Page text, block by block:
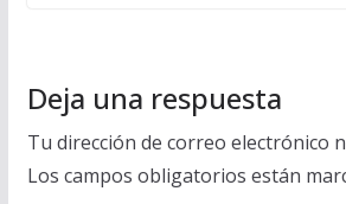
Deja una respuesta
Tu dirección de correo electrónico
Los campos obligatorios están